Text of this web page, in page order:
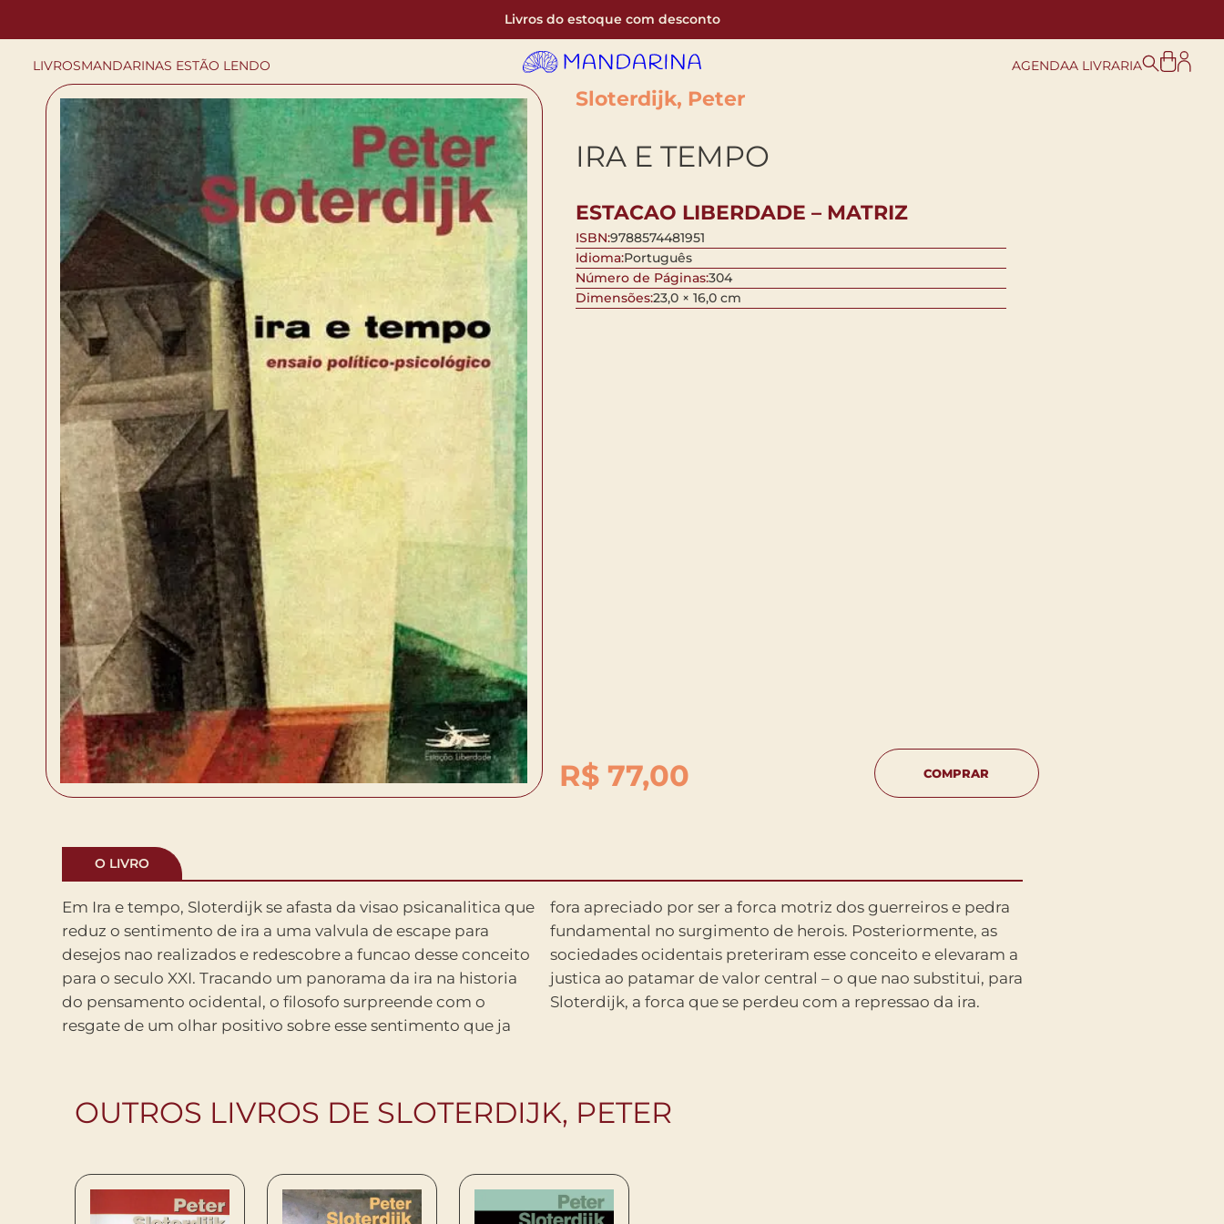
Livros do estoque com desconto
LIVROSMANDARINAS ESTÃO LENDO AGENDAA LIVRARIA
Sloterdijk, Peter
IRA E TEMPO
ESTACAO LIBERDADE – MATRIZ
ISBN:9788574481951
Idioma:Português
Número de Páginas:304
Dimensões:23,0 × 16,0 cm
R$77,00 COMPRAR
O LIVRO
Em Ira e tempo, Sloterdijk se afasta da visao psicanalitica que
reduz o sentimento de ira a uma valvula de escape para
desejos nao realizados e redescobre a funcao desse conceito
para o seculo XXI. Tracando um panorama da ira na historia
do pensamento ocidental, o filosofo surpreende com o
resgate de um olhar positivo sobre esse sentimento que ja
fora apreciado por ser a forca motriz dos guerreiros e pedra
fundamental no surgimento de herois. Posteriormente, as
sociedades ocidentais preteriram esse conceito e elevaram a
justica ao patamar de valor central – o que nao substitui, para
Sloterdijk, a forca que se perdeu com a repressao da ira.
OUTROS LIVROS DE SLOTERDIJK, PETER